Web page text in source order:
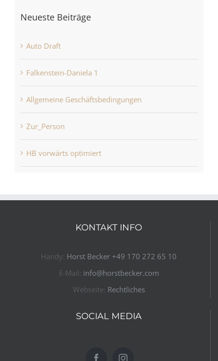
Neueste Beiträge
Auto Draft
Falkenstein-Daniela 1
Allgemeine Geschäftsbedingungen
Zur_Person
HB vorwärts optimiert
KONTAKT INFO
Handy: Horst Becker ​+49 170 272 65 10​
E-Mail: info@horstbecker.com
Webseite: Rechtliches
SOCIAL MEDIA